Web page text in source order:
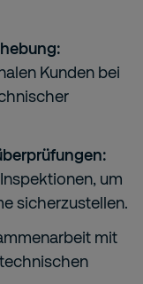
Kunden bei
um
sicherzustellen.
mit